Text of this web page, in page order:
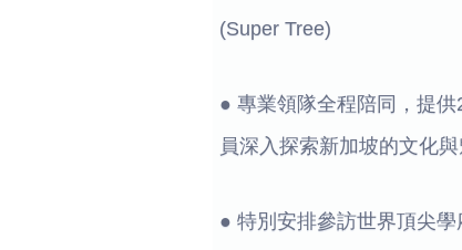
(Super Tree)
● 專業領隊全程陪同，提
員深入探索新加坡的文化與
● 特別安排參訪世界頂尖